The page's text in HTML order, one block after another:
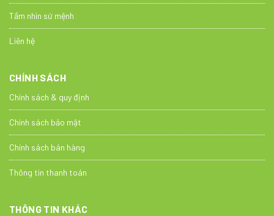
Tầm nhìn sứ mệnh
Liên hệ
CHÍNH SÁCH
Chính sách & quy định
Chính sách bảo mật
Chính sách bán hàng
Thông tin thanh toán
THÔNG TIN KHÁC